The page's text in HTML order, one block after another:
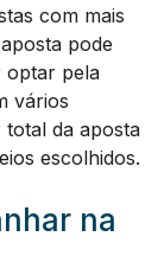
com mais
pode
optar pela
vários
da aposta
escolhidos.
na